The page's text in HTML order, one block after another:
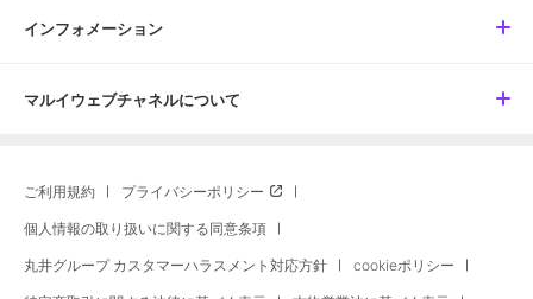
インフォメーション
マルイウェブチャネルについて
ご利用規約 プライバシーポリシー
個人情報の取り扱いに関する同意条項
丸井グループ カスタマーハラスメント対応方針 cookieポリシー